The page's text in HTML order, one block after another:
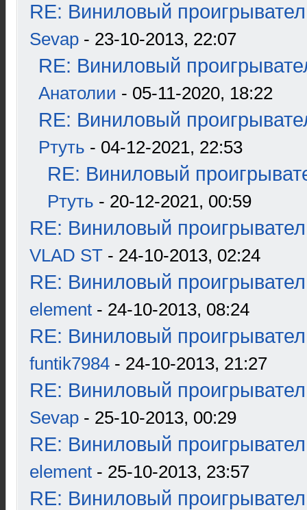
RE: Виниловый
Sevap - 23-10-2013, 22:07
RE: Виниловый
Анатолии - 05-11-2020, 18:22
RE: Виниловый
Ртуть - 04-12-2021, 22:53
RE: Виниловый
Ртуть - 20-12-2021, 00:59
RE: Виниловый
VLAD ST - 24-10-2013, 02:24
RE: Виниловый
element - 24-10-2013, 08:24
RE: Виниловый
funtik7984 - 24-10-2013, 21:27
RE: Виниловый
Sevap - 25-10-2013, 00:29
RE: Виниловый
element - 25-10-2013, 23:57
RE: Виниловый